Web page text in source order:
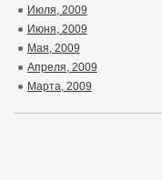
Июля, 2009
Июня, 2009
Мая, 2009
Апреля, 2009
Марта, 2009